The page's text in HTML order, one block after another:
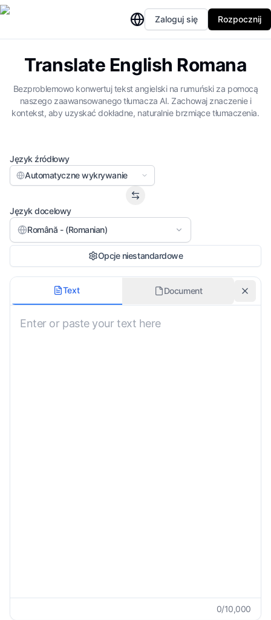
Zaloguj się Rozpocznij
Translate English Romana
Bezproblemowo konwertuj tekst angielski na rumuński za pomocą
naszego zaawansowanego tłumacza AI. Zachowaj znaczenie i
kontekst, aby uzyskać dokładne, naturalnie brzmiące tłumaczenia.
Język źródłowy
Automatyczne wykrywanie
Język docelowy
Română - (Romanian)
Opcje niestandardowe
Styl tłumaczenia
Zachowaj formatowanie
Text Document
0/10,000